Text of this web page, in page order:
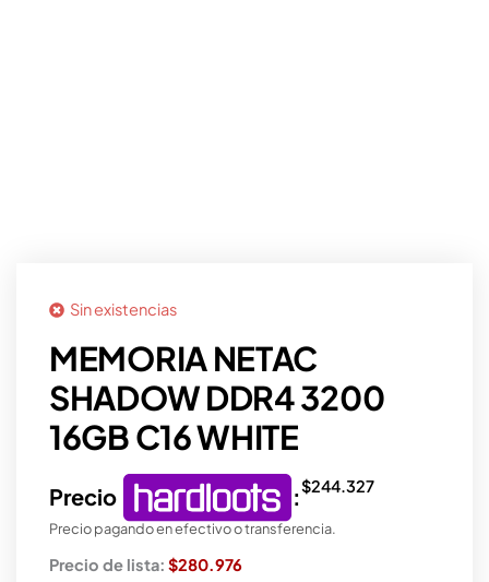
Sin existencias
MEMORIA NETAC
SHADOW DDR4 3200
16GB C16 WHITE
Precio :$244.327
Precio pagando en efectivo o transferencia.
Precio de lista: $280.976